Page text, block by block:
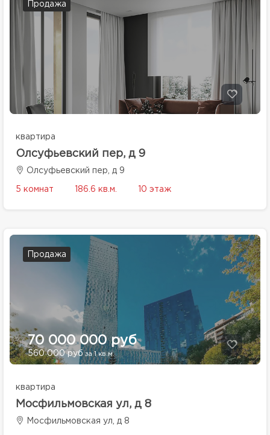
Продажа
квартира
Олсуфьевский пер, д 9
Олсуфьевский пер, д 9
5 комнат 186.6 кв.м. 10 этаж
Продажа
70 000 000 руб
560 000 рубза 1 кв.м.
квартира
Мосфильмовская ул, д 8
Мосфильмовская ул, д 8